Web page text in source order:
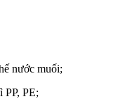
nước muối;
PP, PE;